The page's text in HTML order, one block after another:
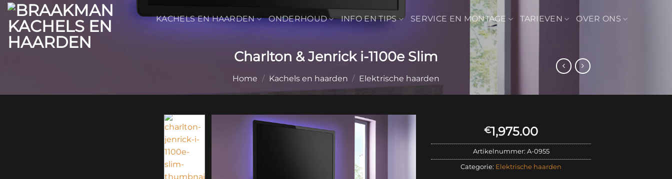
Ga
naar
inhoud
KACHELS EN HAARDEN ONDERHOUD INFO EN TIPS SERVICE EN MONTAGE TARIEVEN OVER ONS
Charlton & Jenrick i-1100e Slim
Home / Kachels en haarden / Elektrische haarden
€1,975.00
Artikelnummer: A-0955
Categorie: Elektrische haarden